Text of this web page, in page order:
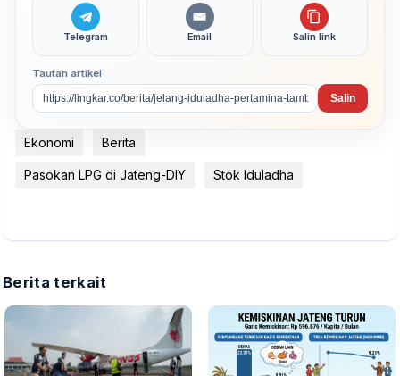
Telegram Email Salin link
Tautan artikel
Salin
Ekonomi Berita
Pasokan LPG di Jateng-DIY Stok Iduladha
Berita terkait